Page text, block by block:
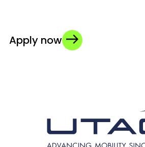
Apply now